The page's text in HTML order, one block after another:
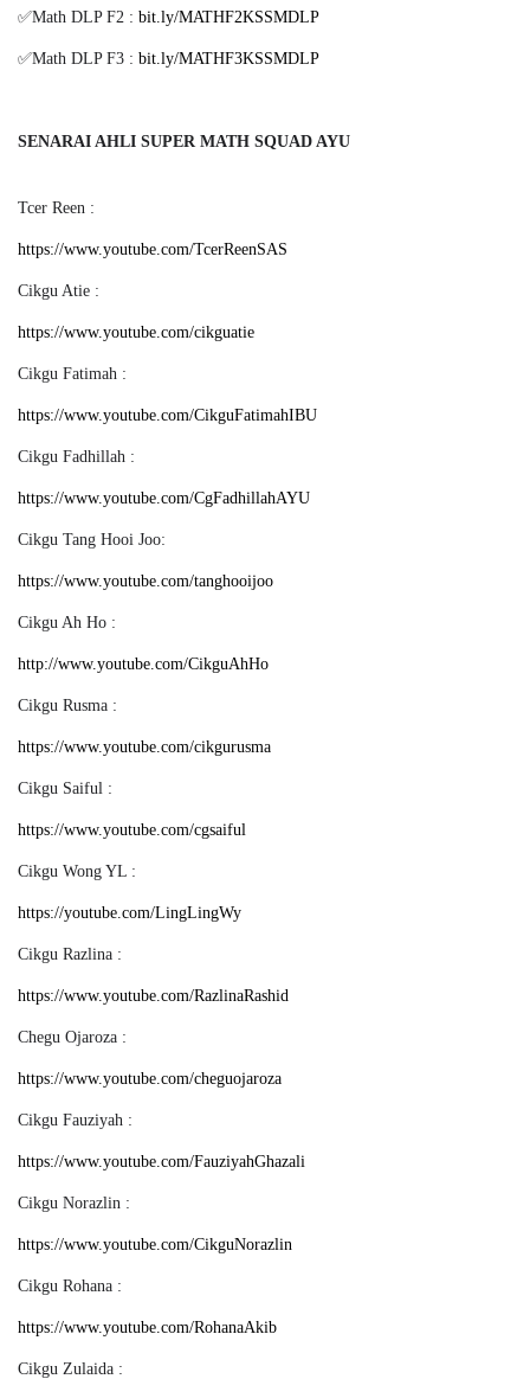
✅Math DLP F2 : bit.ly/MATHF2KSSMDLP
✅Math DLP F3 : bit.ly/MATHF3KSSMDLP
SENARAI AHLI SUPER MATH SQUAD AYU
Tcer Reen :
https://www.youtube.com/TcerReenSAS
Cikgu Atie :
https://www.youtube.com/cikguatie
Cikgu Fatimah :
https://www.youtube.com/CikguFatimahIBU
Cikgu Fadhillah :
https://www.youtube.com/CgFadhillahAYU
Cikgu Tang Hooi Joo:
https://www.youtube.com/tanghooijoo
Cikgu Ah Ho :
http://www.youtube.com/CikguAhHo
Cikgu Rusma :
https://www.youtube.com/cikgurusma
Cikgu Saiful :
https://www.youtube.com/cgsaiful
Cikgu Wong YL :
https://youtube.com/LingLingWy
Cikgu Razlina :
https://www.youtube.com/RazlinaRashid
Chegu Ojaroza :
https://www.youtube.com/cheguojaroza
Cikgu Fauziyah :
https://www.youtube.com/FauziyahGhazali
Cikgu Norazlin :
https://www.youtube.com/CikguNorazlin
Cikgu Rohana :
https://www.youtube.com/RohanaAkib
Cikgu Zulaida :